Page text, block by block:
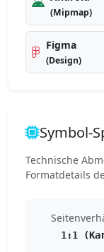
(Mipmap)
Figma
(Design)
Symbol-
Technische
Formatdetails
1:1